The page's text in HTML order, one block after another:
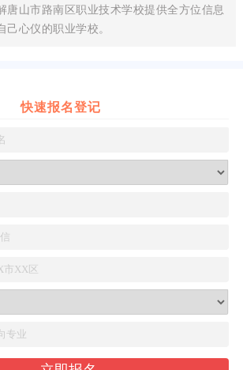
唐山市路南区职业技术学校提供全方位信息
己心仪的职业学校。
快速报名登记